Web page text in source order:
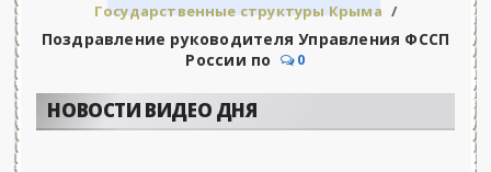
Государственные структуры Крыма /
Управление Федеральной Службы Судебных
Приставов
Поздравление руководителя Управления ФССП
России по
0
НОВОСТИ ВИДЕО ДНЯ